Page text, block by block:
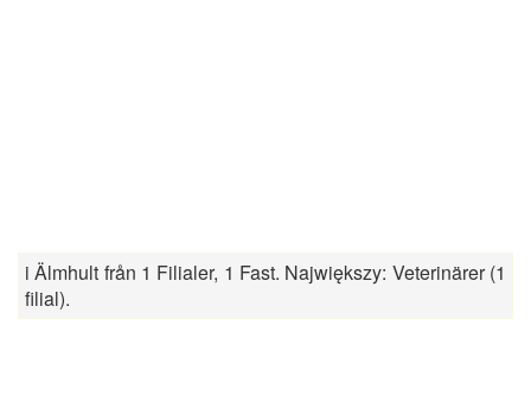
i Älmhult från 1 Filialer, 1 Fast. Największy: Veterinärer (1
filial).